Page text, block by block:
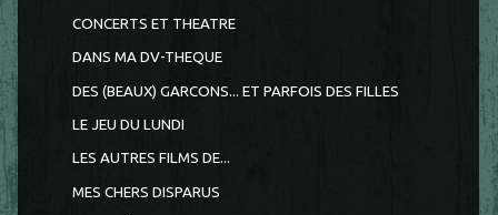
CONCERTS ET THEATRE
DANS MA DV-THEQUE
DES (BEAUX) GARCONS... ET PARFOIS DES FILLES
LE JEU DU LUNDI
LES AUTRES FILMS DE...
MES CHERS DISPARUS